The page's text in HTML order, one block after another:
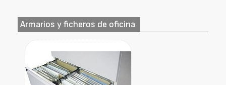
Armarios y ficheros de oficina